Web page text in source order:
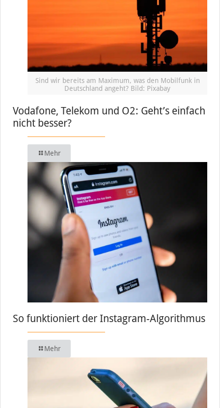
Sind wir bereits am Maximum, was den Mobilfunk in
Deutschland angeht? Bild: Pixabay
Vodafone, Telekom und O2: Geht’s einfach
nicht besser?
Mehr
So funktioniert der Instagram-Algorithmus
Mehr